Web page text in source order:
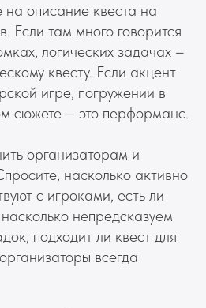
описание квеста на
Если там много говорится
логических задачах –
квесту. Если акцент
игре, погружении в
сюжете – это перформанс.
организаторам и
насколько активно
с игроками, есть ли
непредсказуем
подходит ли квест для
всегда